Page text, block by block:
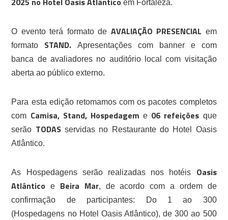
em Fortaleza.
O evento terá formato de AVALIAÇÃO PRESENCIAL em
formato STAND. Apresentações com banner e com
banca de avaliadores no auditório local com visitação
aberta ao público externo.
Para esta edição retomamos com os pacotes completos
com Camisa, Stand, Hospedagem e 06 refeições que
serão TODASservidas no Restaurante do Hotel Oasis
Atlântico.
As Hospedagens serão realizadas nos hotéis Oasis
Atlântico e Beira Mar, de acordo com a ordem de
confirmação de participantes: Do 1 ao 300
(Hospedagens no Hotel Oasis Atlântico), de 300 ao 500